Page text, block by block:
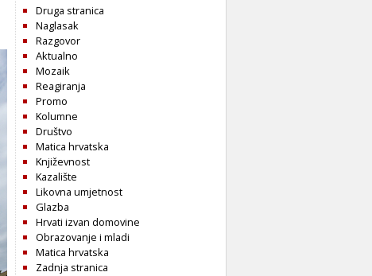
Druga stranica
Naglasak
Razgovor
Aktualno
Mozaik
Reagiranja
Promo
Kolumne
Društvo
Matica hrvatska
Književnost
Kazalište
Likovna umjetnost
Glazba
Hrvati izvan domovine
Obrazovanje i mladi
Matica hrvatska
Zadnja stranica